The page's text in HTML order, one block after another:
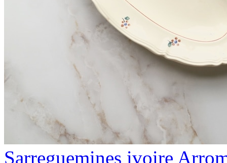
Sarreguemines ivoire